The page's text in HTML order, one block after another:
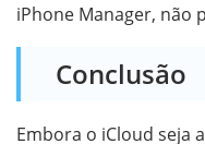
iPhone Manager, não
Conclusão
Embora o iCloud seja